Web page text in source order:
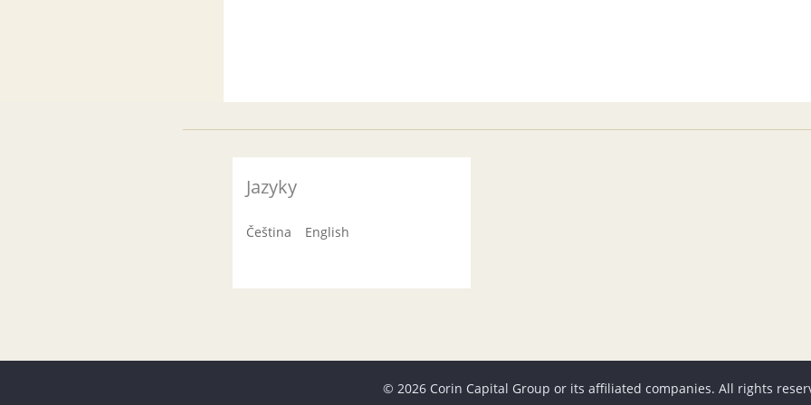
Jazyky
Čeština English
© 2026 Corin Capital Group or its affiliated companies. All rights